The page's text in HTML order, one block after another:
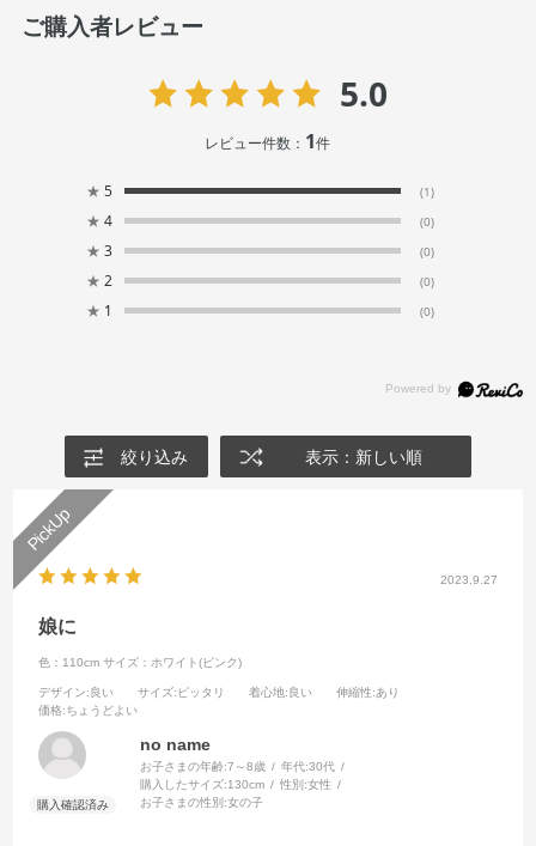
ご購入者レビュー
5.0
レビュー件数： 1件
★ 5 (1)
★ 4 (0)
★ 3 (0)
★ 2 (0)
★ 1 (0)
絞り込み 表示：新しい順
2023.9.27
娘に
色：110cm サイズ：ホワイト(ピンク)
デザイン:良い サイズ:ピッタリ 着心地:良い 伸縮性:あり
価格:ちょうどよい
no name
お子さまの年齢:7～8歳 年代:30代
購入したサイズ:130cm 性別:女性
お子さまの性別:女の子